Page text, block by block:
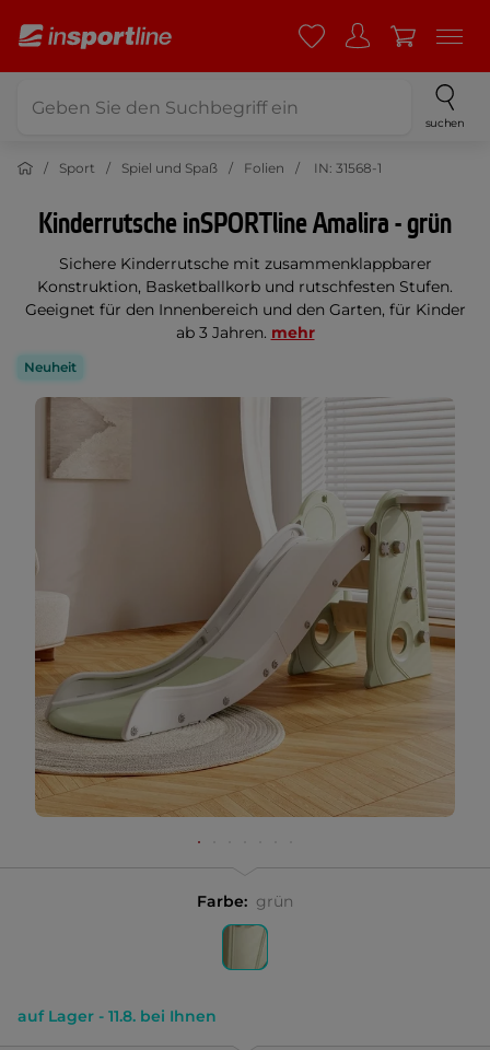
suchen
Sport Spiel und Spaß Folien IN: 31568-1
Kinderrutsche inSPORTline Amalira - grün
Sichere Kinderrutsche mit zusammenklappbarer
Konstruktion, Basketballkorb und rutschfesten Stufen.
Geeignet für den Innenbereich und den Garten, für Kinder
ab 3 Jahren. mehr
Neuheit
Farbe: grün
auf Lager - 11.8. bei Ihnen